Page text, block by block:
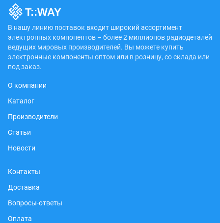
В нашу линию поставок входит широкий ассортимент
электронных компонентов – более 2 миллионов радиодеталей
ведущих мировых производителей. Вы можете купить
электронные компоненты оптом или в розницу, со склада или
под заказ.
О компании
Каталог
Производители
Статьи
Новости
Контакты
Доставка
Вопросы-ответы
Оплата